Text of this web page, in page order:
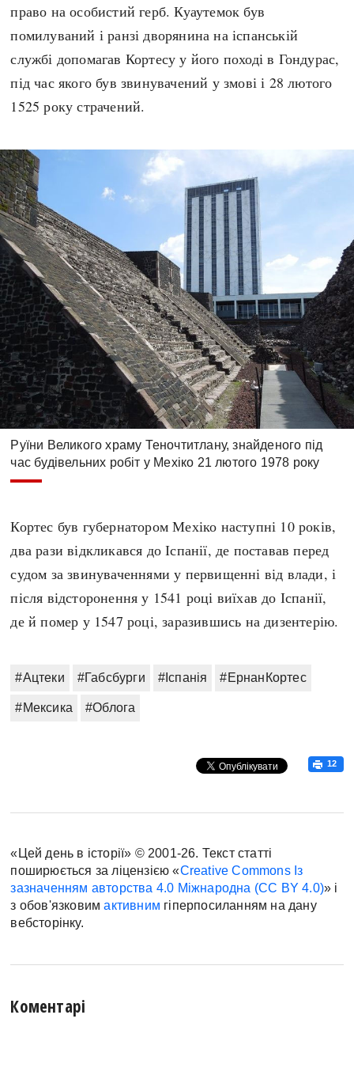
право на особистий герб. Куаутемок був
помилуваний і ранзі дворянина на іспанській
службі допомагав Кортесу у його поході в Гондурас,
під час якого був звинувачений у змові і 28 лютого
1525 року страчений.
Руїни Великого храму Теночтитлану, знайденого під
час будівельних робіт у Мехіко 21 лютого 1978 року
Кортес був губернатором Мехіко наступні 10 років,
два рази відкликався до Іспанії, де поставав перед
судом за звинуваченнями у первищенні від влади, і
після відсторонення у 1541 році виїхав до Іспанії,
де й помер у 1547 році, заразившись на дизентерію.
#Ацтеки #Габсбурги #Іспанія #ЕрнанКортес
#Мексика #Облога
12
«Цей день в історії» © 2001-26. Текст статті
поширюється за ліцензією «Creative Commons Із
зазначенням авторства 4.0 Міжнародна (CC BY 4.0)» і
з обов'язковимактивним гіперпосиланням на дану
вебсторінку.
Коментарі